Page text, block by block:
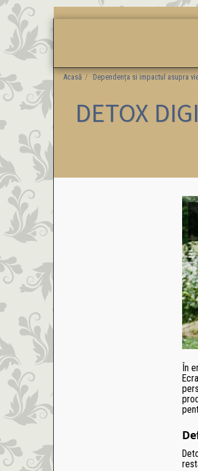
Acasă Dependența si impactul asupra
DETOX
În